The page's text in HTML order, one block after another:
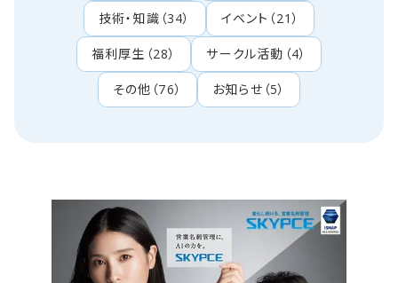
技術・知識 （34） イベント （21）
福利厚生 （28） サークル活動 （4）
その他 （76） お知らせ （5）